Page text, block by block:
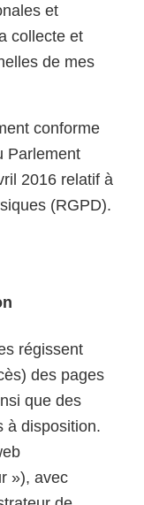
et
collecte et
de mes
conforme
Parlement
2016 relatif à
(RGPD).
régissent
des pages
que des
à disposition.
»), avec